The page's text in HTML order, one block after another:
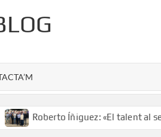
Roberto Íñiguez: «El talent al servei